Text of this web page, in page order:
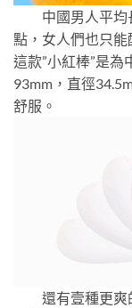
中國男人平均
點，女人們也只能
這款”小紅棒”是
93mm，直徑
舒服。
還有壹種更爽